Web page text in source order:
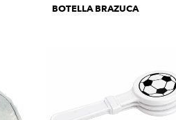
BOTELLA BRAZUCA